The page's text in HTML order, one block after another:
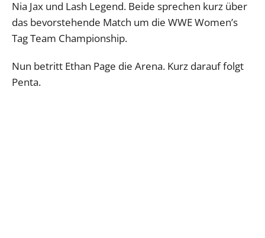
Nia Jax und Lash Legend. Beide sprechen kurz über
das bevorstehende Match um die WWE Women’s
Tag Team Championship.
Nun betritt Ethan Page die Arena. Kurz darauf folgt
Penta.